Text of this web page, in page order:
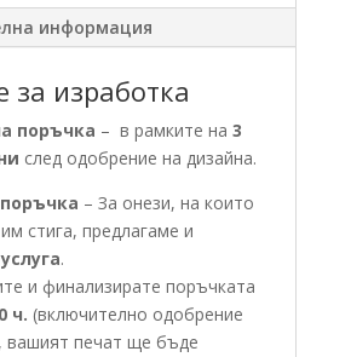
информация
за изработка
поръчка – в рамките на 3
след одобрение на дизайна.
– За онези, на които
стига, предлагаме и
.
и финализирате поръчката
ч. (включително одобрение
вашият печат ще бъде